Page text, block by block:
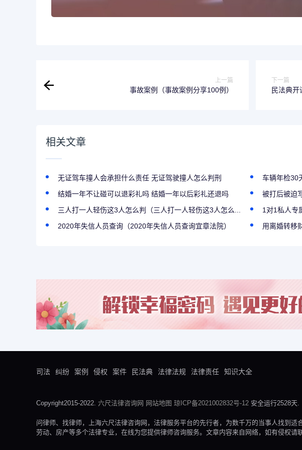
上一篇
事故案例（事故案例分享100例）
下一篇
民法典开
相关文章
无证驾车撞人会承担什么责任 无证驾驶撞人怎么判刑
车辆年检30
结婚一年不让碰可以退彩礼吗 结婚一年以后彩礼还退吗
被打后被迫
三人打一人轻伤这3人怎么判（三人打一人轻伤这3人怎么...
1对1私人专
2020年失信人员查询（2020年失信人员查询宜章法院）
用离婚转移
司法 纠纷 案例 侵权 案件 民法典 法律法规 法律责任 知识大全
Copyright2015-2022. 六尺法律咨询网 网站地图 琼ICP备2021002832号-12 安全运行2528天.
问律师、找律师，上海六尺法律咨询网，法律服务平台的先行者，为数千万的当事人找到适
劳动、房产等多个法律专业，在线为您提供律师咨询服务。文章内容来自网络，如有侵权请